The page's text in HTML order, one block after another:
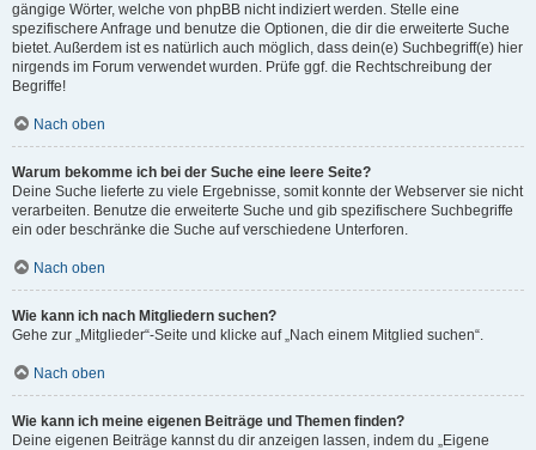
gängige Wörter, welche von phpBB nicht indiziert werden. Stelle eine
spezifischere Anfrage und benutze die Optionen, die dir die erweiterte Suche
bietet. Außerdem ist es natürlich auch möglich, dass dein(e) Suchbegriff(e) hier
nirgends im Forum verwendet wurden. Prüfe ggf. die Rechtschreibung der
Begriffe!
Nach oben
Warum bekomme ich bei der Suche eine leere Seite?
Deine Suche lieferte zu viele Ergebnisse, somit konnte der Webserver sie nicht
verarbeiten. Benutze die erweiterte Suche und gib spezifischere Suchbegriffe
ein oder beschränke die Suche auf verschiedene Unterforen.
Nach oben
Wie kann ich nach Mitgliedern suchen?
Gehe zur „Mitglieder“-Seite und klicke auf „Nach einem Mitglied suchen“.
Nach oben
Wie kann ich meine eigenen Beiträge und Themen finden?
Deine eigenen Beiträge kannst du dir anzeigen lassen, indem du „Eigene